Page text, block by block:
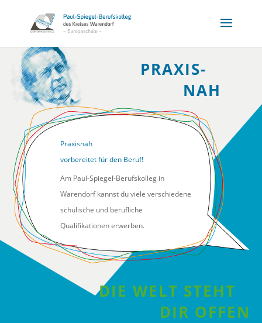
PRAXIS-
NAH
Praxisnah
vorbereitet für den Beruf!
Am Paul-Spiegel-Berufskolleg in
Warendorf kannst du viele verschiedene
schulische und berufliche
Qualifikationen erwerben.
DIE WELT STEHT
DIR OFFEN